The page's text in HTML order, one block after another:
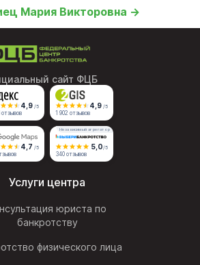
Мария Викторовна →
сайт ФЦБ
4,9 /5
отзывов
4,9 /5
1 902 отзывов
4,7 /5
Независимый агрегатор
5,0/5
340 отзывов
Услуги центра
юриста по
банкротству
физического лица